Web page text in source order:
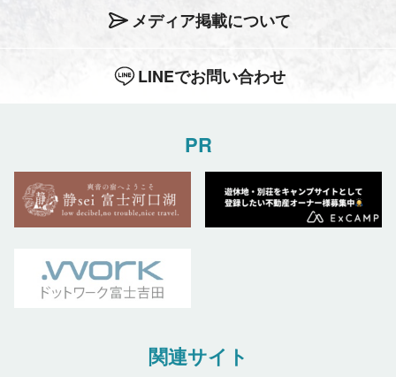
メディア掲載について
LINEでお問い合わせ
PR
関連サイト